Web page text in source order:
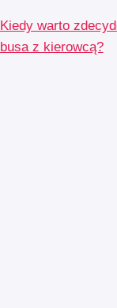
Kiedy warto
busa z kierowcą?